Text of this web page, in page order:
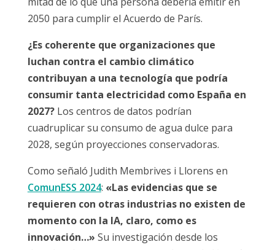
2050 para cumplir el Acuerdo de París.
¿Es coherente que organizaciones que
luchan contra el cambio climático
contribuyan a una tecnología que podría
consumir tanta electricidad como España en
2027?Los centros de datos podrían
cuadruplicar su consumo de agua dulce para
2028, según proyecciones conservadoras.
Como señaló Judith Membrives i Llorens en
ComunESS 2024: «Las evidencias que se
requieren con otras industrias no existen de
momento con la IA, claro, como es
innovación…» Su investigación desde los